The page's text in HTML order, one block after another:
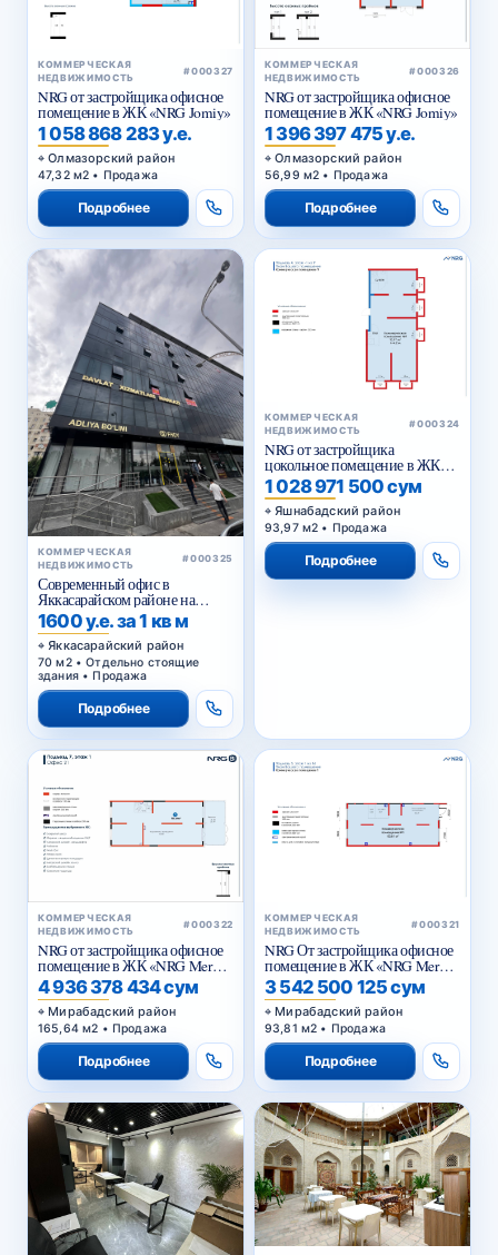
КОММЕРЧЕСКАЯ
НЕДВИЖИМОСТЬ
#000327
NRG от застройщика офисное
помещение в ЖК «NRG Jomiy»
1 058 868 283 у.е.
Олмазорский район
47,32 м2 • Продажа
Подробнее
КОММЕРЧЕСКАЯ
НЕДВИЖИМОСТЬ
#000326
NRG от застройщика офисное
помещение в ЖК «NRG Jomiy»
1 396 397 475 у.е.
Олмазорский район
56,99 м2 • Продажа
Подробнее
КОММЕРЧЕСКАЯ
НЕДВИЖИМОСТЬ
#000325
Современный офис в
Яккасарайском районе на
первой линии
1600 у.е. за 1 кв м
Яккасарайский район
70 м2 • Отдельно стоящие
здания • Продажа
Подробнее
КОММЕРЧЕСКАЯ
НЕДВИЖИМОСТЬ
#000324
NRG от застройщика
цокольное помещение в ЖК
«NRG Yangi Baxt »
1 028 971 500 сум
Яшнабадский район
93,97 м2 • Продажа
Подробнее
КОММЕРЧЕСКАЯ
НЕДВИЖИМОСТЬ
#000322
NRG от застройщика офисное
помещение в ЖК «NRG Meros
Business»
4 936 378 434 сум
Мирабадский район
165,64 м2 • Продажа
Подробнее
КОММЕРЧЕСКАЯ
НЕДВИЖИМОСТЬ
#000321
NRG От застройщика офисное
помещение в ЖК «NRG Meros
Comfort»
3 542 500 125 сум
Мирабадский район
93,81 м2 • Продажа
Подробнее